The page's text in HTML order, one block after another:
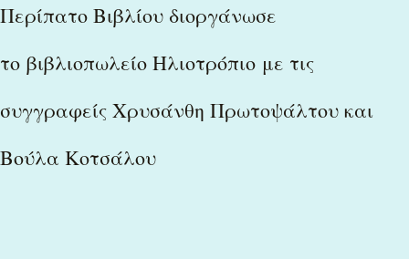
Περίπατο Βιβλίου διοργάνωσε
το βιβλιοπωλείο Ηλιοτρόπιο με τις
συγγραφείς Χρυσάνθη Πρωτοψάλτου και
Βούλα Κοτσάλου
και
Βούλα